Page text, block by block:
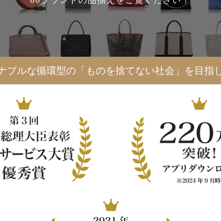
ブルな循環型の「ものを捨てない社会」を目指